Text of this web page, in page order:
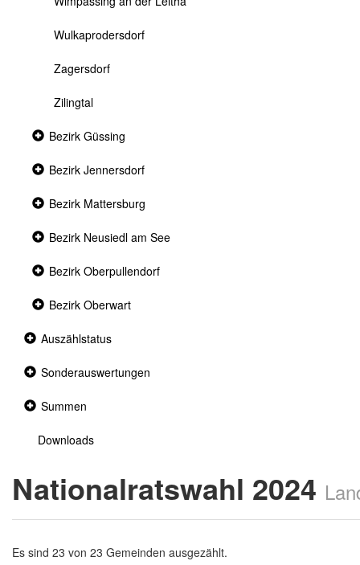
Wulkaprodersdorf
Zagersdorf
Zilingtal
Collapsed
Bezirk Güssing
Collapsed
Bezirk Jennersdorf
Collapsed
Bezirk Mattersburg
Collapsed
Bezirk Neusiedl am See
Collapsed
Bezirk Oberpullendorf
Collapsed
Bezirk Oberwart
Collapsed
Auszählstatus
Collapsed
Sonderauswertungen
Collapsed
Summen
Downloads
Nationalratswahl 2024
Es sind 23 von 23 Gemeinden ausgezählt.